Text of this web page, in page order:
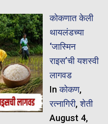
कोकणात केली
थायलंडच्या
‘जास्मिन
राइस’ची यशस्वी
लागवड
Inकोकण,
रत्नागिरी,शेती
August 4,